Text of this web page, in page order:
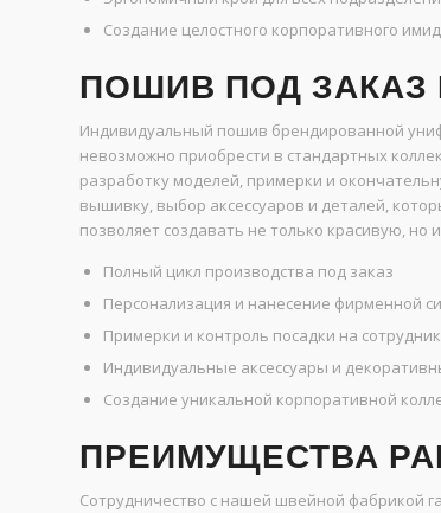
Создание целостного корпоративного
ПОШИВ ПОД ЗАКАЗ
Индивидуальный пошив брендированной
невозможно приобрести в стандартных
разработку моделей, примерки и
вышивку, выбор аксессуаров и деталей,
позволяет создавать не только красивую,
Полный цикл производства под заказ
Персонализация и нанесение фирменной
Примерки и контроль посадки на
Индивидуальные аксессуары и
Создание уникальной корпоративной
ПРЕИМУЩЕСТВА
Сотрудничество с нашей швейной фабрикой